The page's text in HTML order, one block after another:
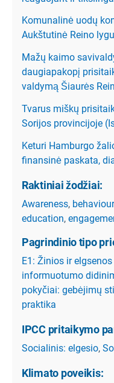
Komunalinė uodų
Aukštutinė Reino
Mažų kaimo
daugiapakopį
valdymą Šiaurės
Tvarus miškų
Sorijos provincijoje
Keturi Hamburgo
finansinė paskata,
Raktiniai žodžiai:
Awareness,
education,
Pagrindinio tipo
E1: Žinios ir
informuotumo
pokyčiai: gebėjimų
praktika
IPCC pritaikymo
Socialinis: elgesio,
Klimato poveikis: